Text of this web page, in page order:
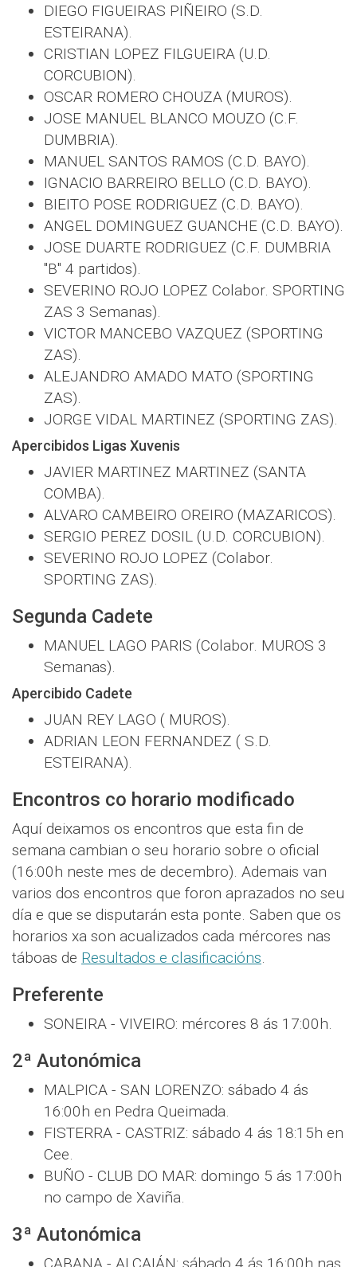
DIEGO FIGUEIRAS PIÑEIRO (S.D.
ESTEIRANA).
CRISTIAN LOPEZ FILGUEIRA (U.D.
CORCUBION).
OSCAR ROMERO CHOUZA (MUROS).
JOSE MANUEL BLANCO MOUZO (C.F.
DUMBRIA).
MANUEL SANTOS RAMOS (C.D. BAYO).
IGNACIO BARREIRO BELLO (C.D. BAYO).
BIEITO POSE RODRIGUEZ (C.D. BAYO).
ANGEL DOMINGUEZ GUANCHE (C.D. BAYO).
JOSE DUARTE RODRIGUEZ (C.F. DUMBRIA
"B" 4 partidos).
SEVERINO ROJO LOPEZ Colabor. SPORTING
ZAS 3 Semanas).
VICTOR MANCEBO VAZQUEZ (SPORTING
ZAS).
ALEJANDRO AMADO MATO (SPORTING
ZAS).
JORGE VIDAL MARTINEZ (SPORTING ZAS).
Apercibidos Ligas Xuvenis
JAVIER MARTINEZ MARTINEZ (SANTA
COMBA).
ALVARO CAMBEIRO OREIRO (MAZARICOS).
SERGIO PEREZ DOSIL (U.D. CORCUBION).
SEVERINO ROJO LOPEZ (Colabor.
SPORTING ZAS).
Segunda Cadete
MANUEL LAGO PARIS (Colabor. MUROS 3
Semanas).
Apercibido Cadete
JUAN REY LAGO ( MUROS).
ADRIAN LEON FERNANDEZ ( S.D.
ESTEIRANA).
Encontros co horario modificado
Aquí deixamos os encontros que esta fin de
semana cambian o seu horario sobre o oficial
(16:00h neste mes de decembro). Ademais van
varios dos encontros que foron aprazados no seu
día e que se disputarán esta ponte. Saben que os
horarios xa son acualizados cada mércores nas
táboas de Resultados e clasificacións.
Preferente
SONEIRA - VIVEIRO: mércores 8 ás 17:00h.
2ª Autonómica
MALPICA - SAN LORENZO: sábado 4 ás
16:00h en Pedra Queimada.
FISTERRA - CASTRIZ: sábado 4 ás 18:15h en
Cee.
BUÑO - CLUB DO MAR: domingo 5 ás 17:00h
no campo de Xaviña.
3ª Autonómica